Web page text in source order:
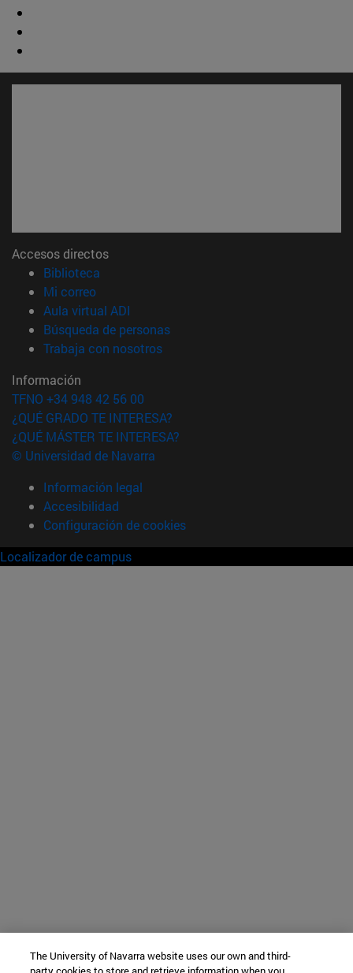
Accesos directos
Biblioteca
Mi correo(abre en nueva ventana)
Aula virtual ADI
Búsqueda de personas(abre en nueva ventana)
Trabaja con nosotros(abre en nueva ventana)
Información
TFNO +34 948 42 56 00
¿QUÉ GRADO TE INTERESA?
¿QUÉ MÁSTER TE INTERESA?
© Universidad de Navarra
Información legal
Accesibilidad
Configuración de cookies
Localizador de campus
The University of Navarra website uses our own and third-